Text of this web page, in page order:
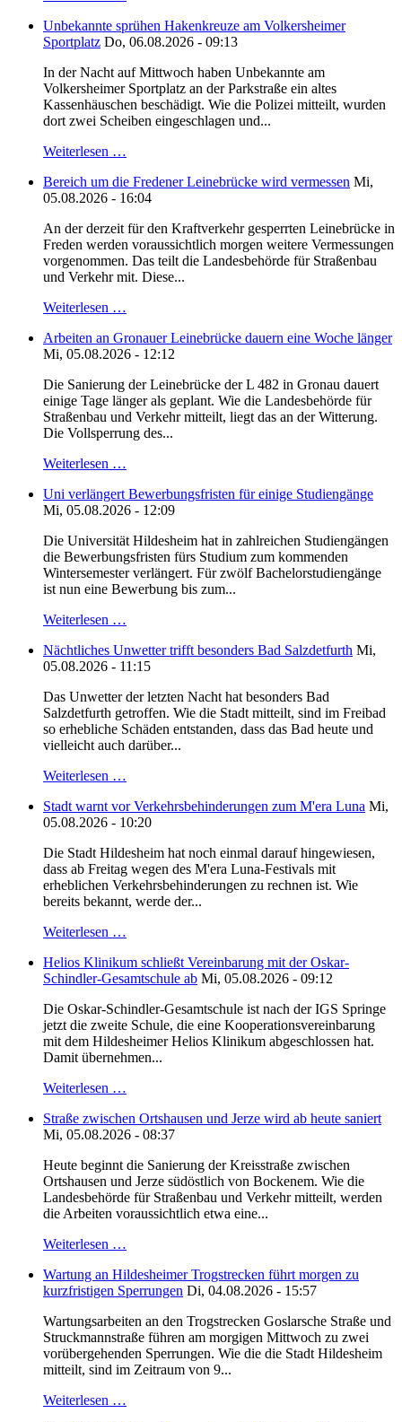
Unbekannte sprühen Hakenkreuze am Volkersheimer
Sportplatz Do, 06.08.2026 - 09:13
In der Nacht auf Mittwoch haben Unbekannte am
Volkersheimer Sportplatz an der Parkstraße ein altes
Kassenhäuschen beschädigt. Wie die Polizei mitteilt, wurden
dort zwei Scheiben eingeschlagen und...
Weiterlesen …
Bereich um die Fredener Leinebrücke wird vermessen Mi,
05.08.2026 - 16:04
An der derzeit für den Kraftverkehr gesperrten Leinebrücke in
Freden werden voraussichtlich morgen weitere Vermessungen
vorgenommen. Das teilt die Landesbehörde für Straßenbau
und Verkehr mit. Diese...
Weiterlesen …
Arbeiten an Gronauer Leinebrücke dauern eine Woche länger
Mi, 05.08.2026 - 12:12
Die Sanierung der Leinebrücke der L 482 in Gronau dauert
einige Tage länger als geplant. Wie die Landesbehörde für
Straßenbau und Verkehr mitteilt, liegt das an der Witterung.
Die Vollsperrung des...
Weiterlesen …
Uni verlängert Bewerbungsfristen für einige Studiengänge
Mi, 05.08.2026 - 12:09
Die Universität Hildesheim hat in zahlreichen Studiengängen
die Bewerbungsfristen fürs Studium zum kommenden
Wintersemester verlängert. Für zwölf Bachelorstudiengänge
ist nun eine Bewerbung bis zum...
Weiterlesen …
Nächtliches Unwetter trifft besonders Bad Salzdetfurth Mi,
05.08.2026 - 11:15
Das Unwetter der letzten Nacht hat besonders Bad
Salzdetfurth getroffen. Wie die Stadt mitteilt, sind im Freibad
so erhebliche Schäden entstanden, dass das Bad heute und
vielleicht auch darüber...
Weiterlesen …
Stadt warnt vor Verkehrsbehinderungen zum M'era Luna Mi,
05.08.2026 - 10:20
Die Stadt Hildesheim hat noch einmal darauf hingewiesen,
dass ab Freitag wegen des M'era Luna-Festivals mit
erheblichen Verkehrsbehinderungen zu rechnen ist. Wie
bereits bekannt, werde der...
Weiterlesen …
Helios Klinikum schließt Vereinbarung mit der Oskar-
Schindler-Gesamtschule ab Mi, 05.08.2026 - 09:12
Die Oskar-Schindler-Gesamtschule ist nach der IGS Springe
jetzt die zweite Schule, die eine Kooperationsvereinbarung
mit dem Hildesheimer Helios Klinikum abgeschlossen hat.
Damit übernehmen...
Weiterlesen …
Straße zwischen Ortshausen und Jerze wird ab heute saniert
Mi, 05.08.2026 - 08:37
Heute beginnt die Sanierung der Kreisstraße zwischen
Ortshausen und Jerze südöstlich von Bockenem. Wie die
Landesbehörde für Straßenbau und Verkehr mitteilt, werden
die Arbeiten voraussichtlich etwa eine...
Weiterlesen …
Wartung an Hildesheimer Trogstrecken führt morgen zu
kurzfristigen Sperrungen Di, 04.08.2026 - 15:57
Wartungsarbeiten an den Trogstrecken Goslarsche Straße und
Struckmannstraße führen am morgigen Mittwoch zu zwei
vorübergehenden Sperrungen. Wie die die Stadt Hildesheim
mitteilt, sind im Zeitraum von 9...
Weiterlesen …